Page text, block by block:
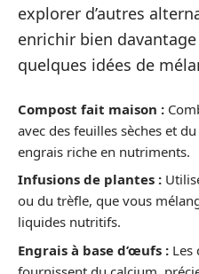
explorer d’autres
enrichir bien
quelques idées de
Compost fait maison :
avec des feuilles sèches et
engrais riche en nutriments.
Infusions de plantes :
ou du trèfle, que vous
liquides nutritifs.
Engrais à base d’œufs : Les